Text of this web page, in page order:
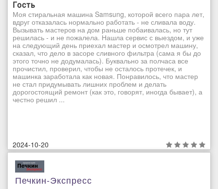
Гость
Моя стиральная машина Samsung, которой всего пара лет,
вдруг отказалась нормально работать - не сливала воду.
Вызывать мастеров на дом раньше побаивалась, но тут
решилась - и не пожалела. Нашла сервис с выездом, и уже
на следующий день приехал мастер и осмотрел машину,
сказал, что дело в засоре сливного фильтра (сама я бы до
этого точно не додумалась). Буквально за полчаса все
прочистил, проверил, чтобы не осталось протечек, и
машинка заработала как новая. Понравилось, что мастер
не стал придумывать лишних проблем и делать
дорогостоящий ремонт (как это, говорят, иногда бывает), а
честно решил ...
2024-10-20
Печкин-Экспресс